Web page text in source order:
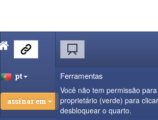
pt
assinar em
Ferramentas
Você não tem permissão
proprietário (verde) para
desbloquear o quarto.